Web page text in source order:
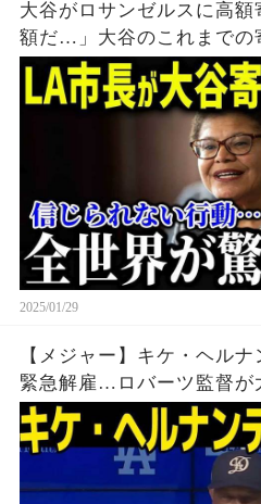
大谷がロサンゼルスに高
額だ…」大谷のこれまでの
る！【海外の反応/MLB/メ
2025/01/29
【メジャー】キケ・ヘル
緊急解雇…ロバーツ監督
き込まれた事件に一同驚